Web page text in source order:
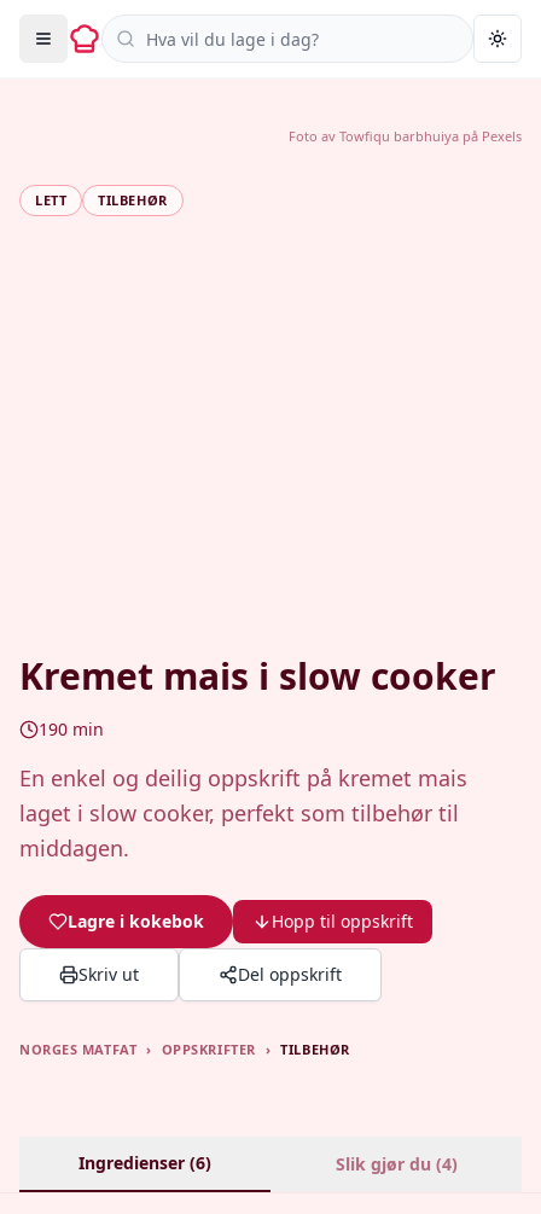
Søk i oppskrifter
LETT TILBEHØR
Kremet mais i slow cooker
190 min
En enkel og deilig oppskrift på kremet mais
laget i slow cooker, perfekt som tilbehør til
middagen.
Lagre i kokebok Hopp til oppskrift
Skriv ut Del oppskrift
Foto av Towfiqu barbhuiya på Pexels
NORGES MATFAT › OPPSKRIFTER › TILBEHØR
Ingredienser (6) Slik gjør du (4)